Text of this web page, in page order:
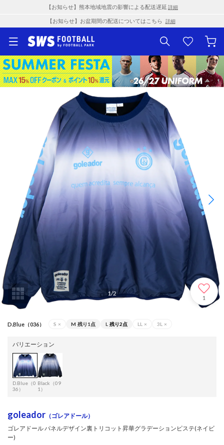
【お知らせ】熊本地域地震の影響による配送遅延 詳細
【お知らせ】お盆期間の配送についてはこちら 詳細
1/2
1
D.Blue（036） S × M 残り1点 L 残り2点 LL × 3L ×
バリエーション
D.Blue（0
36）
Black（09
1）
goleador （ゴレアドール）
ゴレアドール パネルデザイン裏トリコット昇華グラデーションピステ(ネイビ
ー)